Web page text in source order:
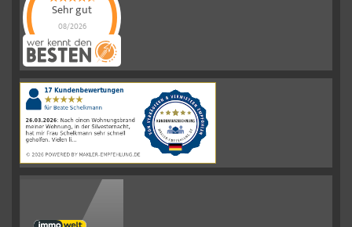
Sehr gut
08/2026
Schelkmann
Immobilienhat
|110Schelkmann
ImmobilienBewertungen
auf
werkenntdenBESTEN.de